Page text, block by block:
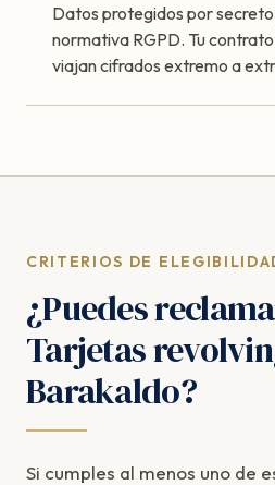
Datos protegidos por
normativa RGPD. Tu
viajan cifrados extremo a
CRITERIOS DE
¿Puedes
Tarjetas
Barakaldo?
Si cumples al menos uno de